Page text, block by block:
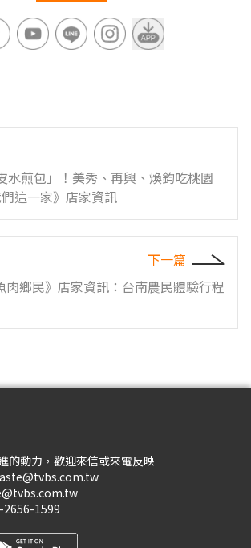
水煎包」！美秀、再興、煥鈞吃桃園
這一家》店家資訊
下一篇
肉鄉民》店家資訊：台南農民體驗行程
的動力，歡迎來信或來電反映
2656-1599